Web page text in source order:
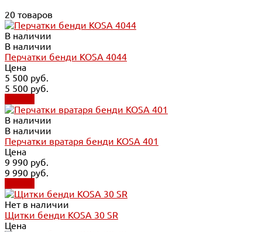
20 товаров
В наличии
В наличии
Перчатки бенди KOSA 4044
Цена
5 500 руб.
5 500 руб.
В наличии
В наличии
Перчатки вратаря бенди KOSA 401
Цена
9 990 руб.
9 990 руб.
Нет в наличии
Щитки бенди KOSA 30 SR
Цена